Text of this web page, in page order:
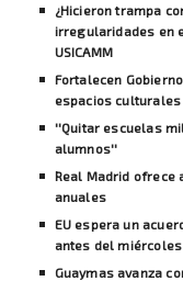
¿Hicieron trampa
irregularidades en
USICAMM
Fortalecen
espacios culturales
''Quitar escuelas
alumnos''
Real Madrid ofrece
anuales
EU espera un
antes del miércoles
Guaymas avanza